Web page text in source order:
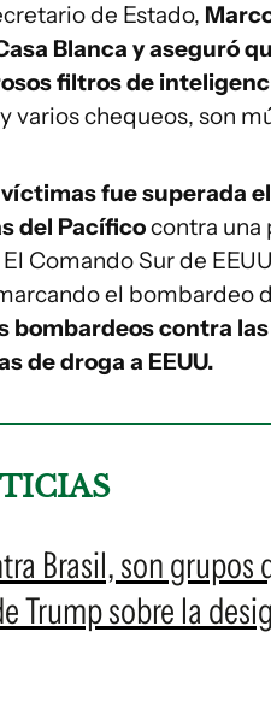
de Estado,
Blanca y aseguró
filtros de
varios chequeos, son
fue superada
del Pacíficocontra una
Comando Sur de
el bombardeo
bombardeos contra
de droga a EEUU.
Brasil, son grupos
Trump sobre la